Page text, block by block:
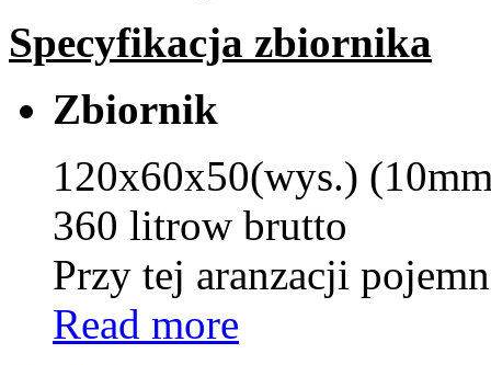
Specyfikacja zbiornika
Zbiornik
120x60x50(wys.)
360 litrow brutto
Przy tej aranzacji
Read more